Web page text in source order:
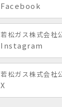
Facebook
若松ガス株式会社
Instagram
若松ガス株式会社
X